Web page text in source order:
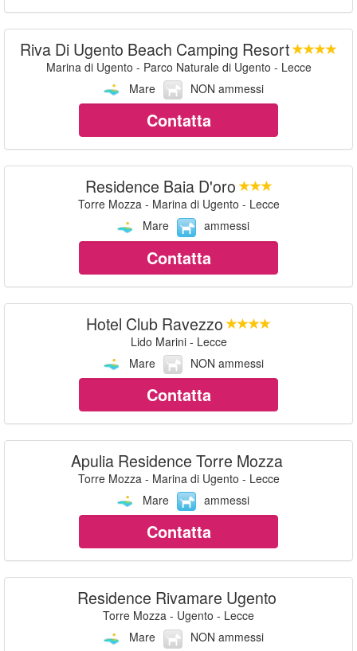
Riva Di Ugento Beach Camping Resort
Marina di Ugento - Parco Naturale di Ugento - Lecce
Mare
NON ammessi
Contatta
Residence Baia D'oro
Torre Mozza - Marina di Ugento - Lecce
Mare
ammessi
Contatta
Hotel Club Ravezzo
Lido Marini - Lecce
Mare
NON ammessi
Contatta
Apulia Residence Torre Mozza
Torre Mozza - Marina di Ugento - Lecce
Mare
ammessi
Contatta
Residence Rivamare Ugento
Torre Mozza - Ugento - Lecce
Mare
NON ammessi